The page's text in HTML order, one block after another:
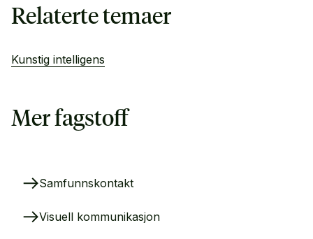
Relaterte temaer
Kunstig intelligens
Mer fagstoff
Samfunnskontakt
Visuell kommunikasjon